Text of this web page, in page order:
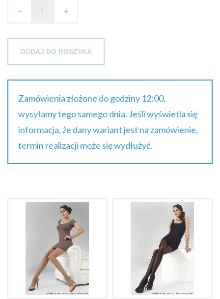
- +
DODAJ DO KOSZYKA
Zamówienia złożone do godziny 12:00,
wysyłamy tego samego dnia. Jeśli wyświetla się
informacja, że dany wariant jest na zamówienie,
termin realizacji może się wydłużyć.